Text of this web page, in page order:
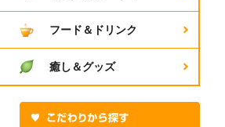
フード＆ドリンク
癒し＆グッズ